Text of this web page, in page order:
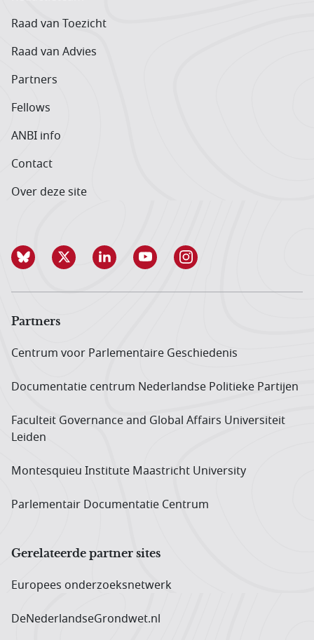
Raad van Toezicht
Raad van Advies
Partners
Fellows
ANBI info
Contact
Over deze site
Partners
Centrum voor Parlementaire Geschiedenis
Documentatie centrum Neder­landse Politieke Partijen
Faculteit Governance and Global Affairs Universiteit
Leiden
Montesquieu Institute Maastricht University
Parlementair Documentatie Centrum
Gerelateerde partner sites
Europees onderzoeks­netwerk
DeNederlandseGrondwet.nl